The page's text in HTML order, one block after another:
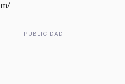
PUBLICIDAD